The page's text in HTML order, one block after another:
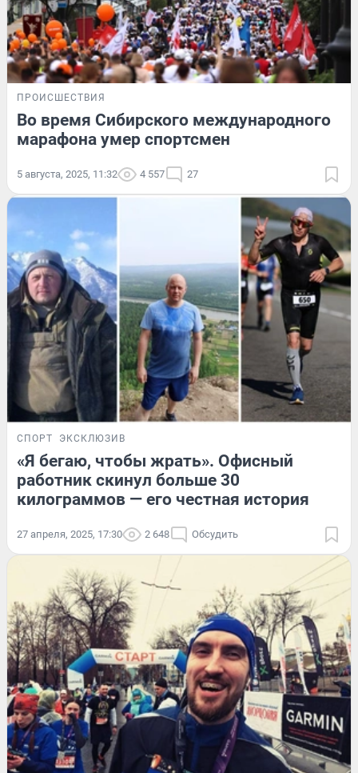
ПРОИСШЕСТВИЯ
Во время Сибирского международного
марафона умер спортсмен
5 августа, 2025, 11:32 4 557 27
СПОРТ ЭКСКЛЮЗИВ
«Я бегаю, чтобы жрать». Офисный
работник скинул больше 30
килограммов — его честная история
27 апреля, 2025, 17:30 2 648 Обсудить